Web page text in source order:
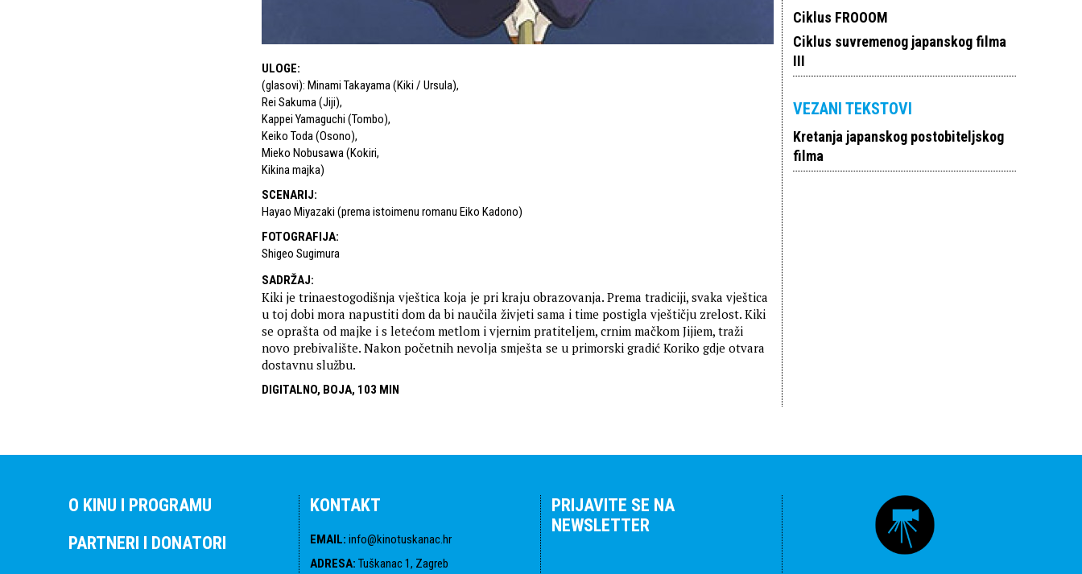
ULOGE:
(glasovi): Minami Takayama (Kiki / Ursula),
Rei Sakuma (Jiji),
Kappei Yamaguchi (Tombo),
Keiko Toda (Osono),
Mieko Nobusawa (Kokiri,
Kikina majka)
SCENARIJ:
Hayao Miyazaki (prema istoimenu romanu Eiko Kadono)
FOTOGRAFIJA:
Shigeo Sugimura
SADRŽAJ:
Kiki je trinaestogodišnja vještica koja je pri kraju obrazovanja. Prema tradiciji, svaka vještica
u toj dobi mora napustiti dom da bi naučila živjeti sama i time postigla vještičju zrelost. Kiki
se oprašta od majke i s letećom metlom i vjernim pratiteljem, crnim mačkom Jijiem, traži
novo prebivalište. Nakon početnih nevolja smješta se u primorski gradić Koriko gdje otvara
dostavnu službu.
DIGITALNO, BOJA, 103 MIN
Ciklus FROOOM
Ciklus suvremenog japanskog filma
III
VEZANI TEKSTOVI
Kretanja japanskog postobiteljskog
filma
O KINU I PROGRAMU
PARTNERI I DONATORI
KONTAKT
EMAIL: info@kinotuskanac.hr
ADRESA: Tuškanac 1, Zagreb
PRIJAVITE SE NA
NEWSLETTER